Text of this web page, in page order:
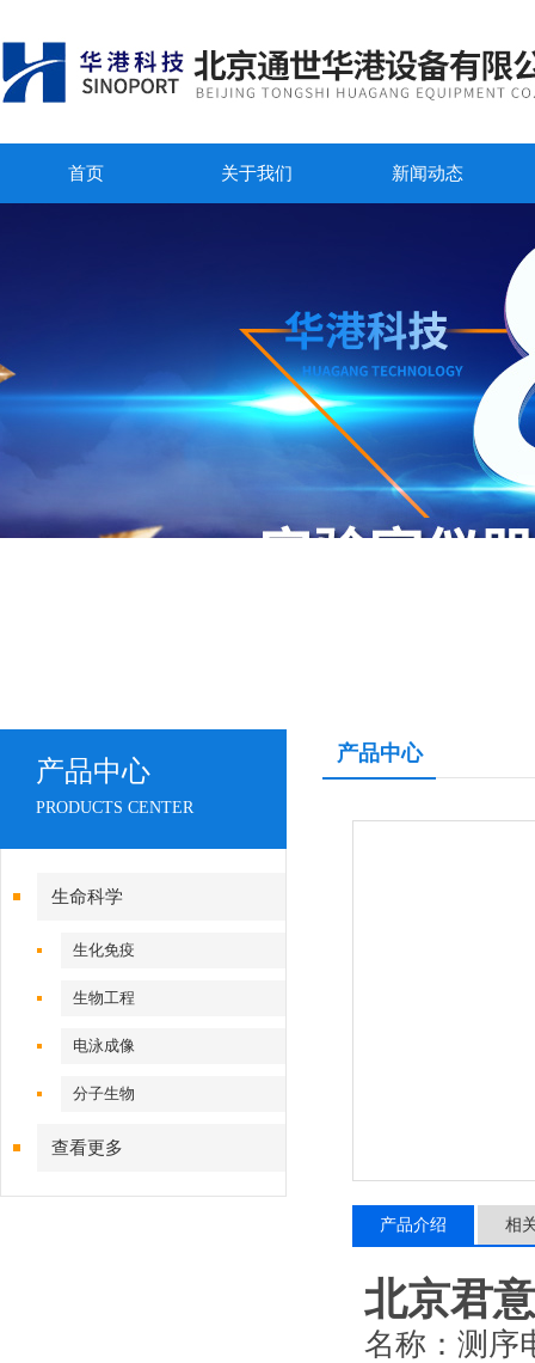
首页 关于我们 新闻动态
产品中心
PRODUCTS CENTER
生命科学
生化免疫
生物工程
电泳成像
分子生物
查看更多
产品中心
产品介绍 相
北京君
名称：测序